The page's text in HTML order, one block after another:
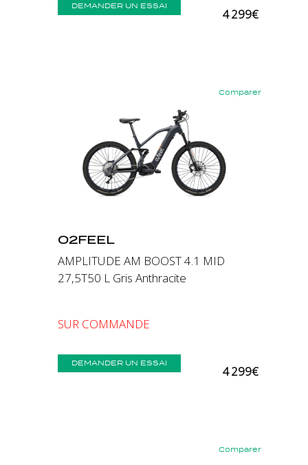
DEMANDER UN ESSAI
4 299€
Comparer
Précédent
O2FEEL
AMPLITUDE AM BOOST 4.1 MID
27,5T50 L Gris Anthracite
SUR COMMANDE
DEMANDER UN ESSAI
4 299€
Comparer